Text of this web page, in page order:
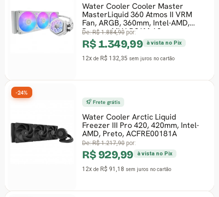
Water Cooler Cooler Master
MasterLiquid 360 Atmos II VRM
Fan, ARGB, 360mm, Intel-AMD,
Branco, MLX-D36M-A2
De: R$ 1.884,90por:
R$ 1.349,99 à vista no Pix
de R$ 132,35 sem juros no cartão
Frete grátis
Water Cooler Arctic Liquid
Freezer III Pro 420, 420mm, Intel-
AMD, Preto, ACFRE00181A
De: R$ 1.217,90por:
R$ 929,99 à vista no Pix
de R$ 91,18 sem juros no cartão
-24%